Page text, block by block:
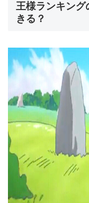
王様ランキン
きる？